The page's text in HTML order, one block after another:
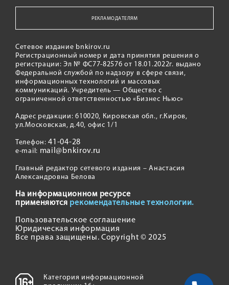
РЕКЛАМОДАТЕЛЯМ
Сетевое издание bnkirov.ru
Регистрационный номер и дата принятия решения о
регистрации: Эл № ФС77-82576 от 18.01.2022г. выдано
Федеральной службой по надзору в сфере связи,
информационных технологий и массовых
коммуникаций. Учредитель — Общество с
ограниченной ответственностью «Бизнес Ньюс»
Адрес редакции: 610020, Кировская обл., г.Киров,
ул.Московская, д.40, офис 1/1
Телефон:41-04-28
e-mail: mail@bnkirov.ru
Главный редактор сетевого издания – Анастасия
Александровна Белова
На информационном ресурсе
применяются рекомендательные технологии.
Пользовательское соглашение
Юридическая информация
Все права защищены. Copyright © 2025
Категория информационной